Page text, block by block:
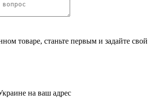
товаре, станьте первым и задайте свой
на ваш адрес